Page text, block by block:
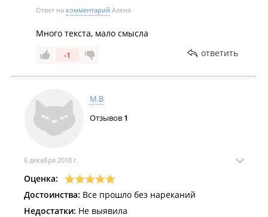
Ответ на комментарий Алена
Много текста, мало смысла
-1 ответить
М.В
Отзывов 1
6 декабря 2018 г.
Оценка:
Достоинства: Все прошло без нареканий
Недостатки: Не выявила